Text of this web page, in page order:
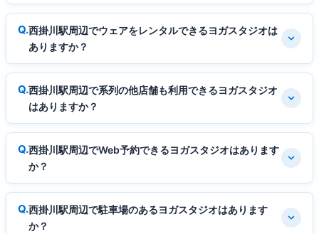
西掛川駅周辺でウェアをレンタルできるヨガスタジオは
ありますか？
西掛川駅周辺で系列の他店舗も利用できるヨガスタジオ
はありますか？
西掛川駅周辺でWeb予約できるヨガスタジオはあります
か？
西掛川駅周辺で駐車場のあるヨガスタジオはあります
か？